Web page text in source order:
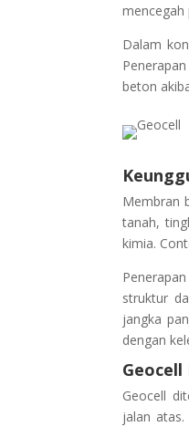
mencegah
Dalam
beton
Membran
tanah,
kimia.
struktur
jangka
dengan
Geocell
jalan